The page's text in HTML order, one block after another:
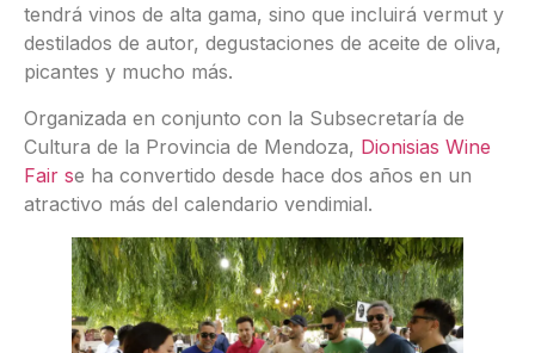
tendrá vinos de alta gama, sino que incluirá vermut y
destilados de autor, degustaciones de aceite de oliva,
picantes y mucho más.
Organizada en conjunto con la Subsecretaría de
Cultura de la Provincia de Mendoza, Dionisias Wine
Fair se ha convertido desde hace dos años en un
atractivo más del calendario vendimial.